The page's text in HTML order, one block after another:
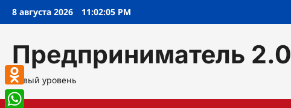
Перейти
8 августа 2026 11:02:06 PM
Предприниматель 2.0
Новый уровень
Odnoklassniki